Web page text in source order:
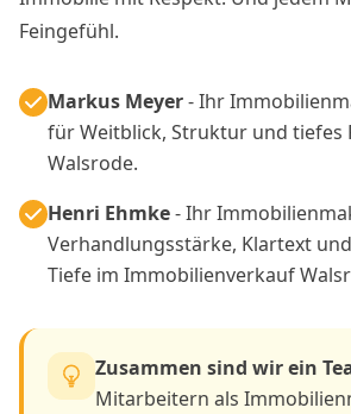
Feingefühl.
Markus Meyer- Ihr
für Weitblick, Struktur und tiefes
Walsrode.
Henri Ehmke- Ihr
Verhandlungsstärke, Klartext
Tiefe im Immobilienverkauf
Zusammen sind wir ein
Mitarbeitern als